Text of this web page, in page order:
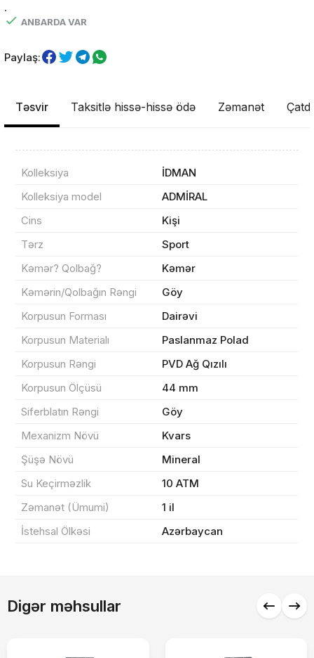
.
ANBARDA VAR
Paylaş:
Təsvir Taksitlə hissə-hissə ödə Zəmanət
Kolleksiya
İDMAN
Kolleksiya model
ADMİRAL
Cins
Kişi
Tərz
Sport
Kəmər? Qolbağ?
Kəmər
Kəmərin/Qolbağın Rəngi
Göy
Korpusun Forması
Dairəvi
Korpusun Materialı
Paslanmaz Polad
Korpusun Rəngi
PVD Ağ Qızılı
Korpusun Ölçüsü
44 mm
Siferblatın Rəngi
Göy
Mexanizm Növü
Kvars
Şüşə Növü
Mineral
Su Keçirməzlik
10 ATM
Zəmanət (Ümumi)
1 il
İstehsal Ölkəsi
Azərbaycan
Digər məhsullar
Məhsul(lar) səbətə əlavə edildi
Sifarişin detalları
Məhsul toplam
Endirim
Yekun məbləğ OK